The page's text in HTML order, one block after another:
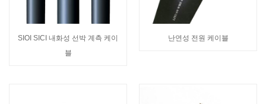
SIOI SICI 내화성 선박 계측 케이
블
난연성 전원 케이블